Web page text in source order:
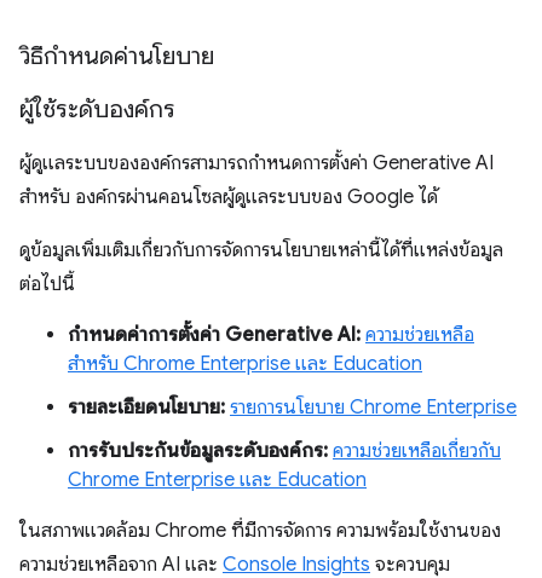
วิธีกำหนดค่านโยบาย
ผู้ใช้ระดับองค์กร
ผู้ดูแลระบบขององค์กรสามารถกำหนดการตั้งค่า Generative AI
สำหรับ องค์กรผ่านคอนโซลผู้ดูแลระบบของ Google ได้
ดูข้อมูลเพิ่มเติมเกี่ยวกับการจัดการนโยบายเหล่านี้ได้ที่แหล่งข้อมูล
ต่อไปนี้
กำหนดค่าการตั้งค่า Generative AI: ความช่วยเหลือ
สำหรับ Chrome Enterprise และ Education
รายละเอียดนโยบาย: รายการนโยบาย Chrome Enterprise
การรับประกันข้อมูลระดับองค์กร: ความช่วยเหลือเกี่ยวกับ
Chrome Enterprise และ Education
ในสภาพแวดล้อม Chrome ที่มีการจัดการ ความพร้อมใช้งานของ
ความช่วยเหลือจาก AI และ Console Insights จะควบคุม